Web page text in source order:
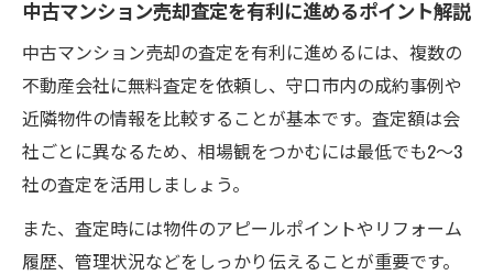
中古マンション売却査定を有利に進めるポイント解説
中古マンション売却の査定を有利に進めるには、複数の
不動産会社に無料査定を依頼し、守口市内の成約事例や
近隣物件の情報を比較することが基本です。査定額は会
社ごとに異なるため、相場観をつかむには最低でも2〜3
社の査定を活用しましょう。
また、査定時には物件のアピールポイントやリフォーム
履歴、管理状況などをしっかり伝えることが重要です。